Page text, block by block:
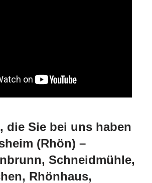
die Sie bei uns haben
(Rhön) –
Schneidmühle,
Rhönhaus,